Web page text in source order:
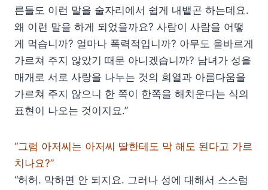
른들도 이런 말을 술자리에서 쉽게 내뱉곤 하는데요.
왜 이런 말을 하게 되었을까요? 사람이 사람을 어떻
게 먹습니까? 얼마나 폭력적입니까? 아무도 올바르게
가르쳐 주지 않았기 때문 아니겠습니까? 남녀가 성을
매개로 서로 사랑을 나누는 것의 희열과 아름다움을
가르쳐 주지 않으니 한 쪽이 한쪽을 해치운다는 식의
표현이 나오는 것이지요.”
“그럼 아저씨는 아저씨 딸한테도 막 해도 된다고 가르
치나요?”
“허허. 막하면 안 되지요. 그러나 성에 대해서 스스럼